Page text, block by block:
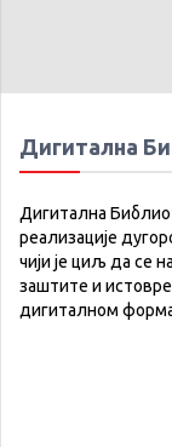
Дигитална
Дигитална
реализације
чији је циљ да се
заштите и
дигиталном